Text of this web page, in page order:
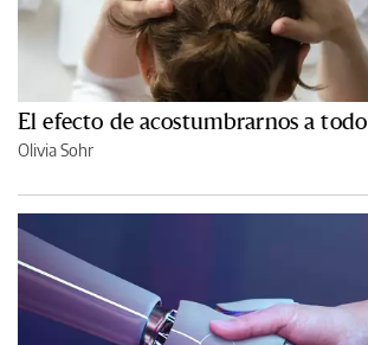
El efecto de acostumbrarnos a todo
Olivia Sohr